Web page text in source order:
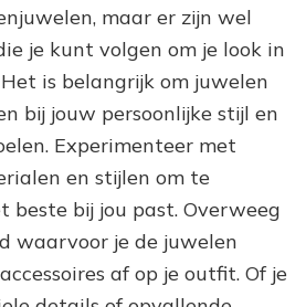
maar er zijn wel
je kunt volgen om je look in
is belangrijk om juwelen
bij jouw persoonlijke stijl en
Experimenteer met
en stijlen om te
bij jou past. Overweeg
waarvoor je de juwelen
af op je outfit. Of je